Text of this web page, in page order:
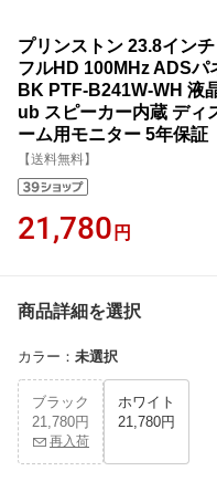
プリンストン 23.8イン
フルHD 100MHz ADSパ
BK PTF-B241W-WH 液
ub スピーカー内蔵 ディ
ーム用モニター 5年保証
【送料無料】
21,780 円
商品詳細を選択
カラー ： 未選択
ブラック
21,780円
再入荷
ホワイト
21,780円